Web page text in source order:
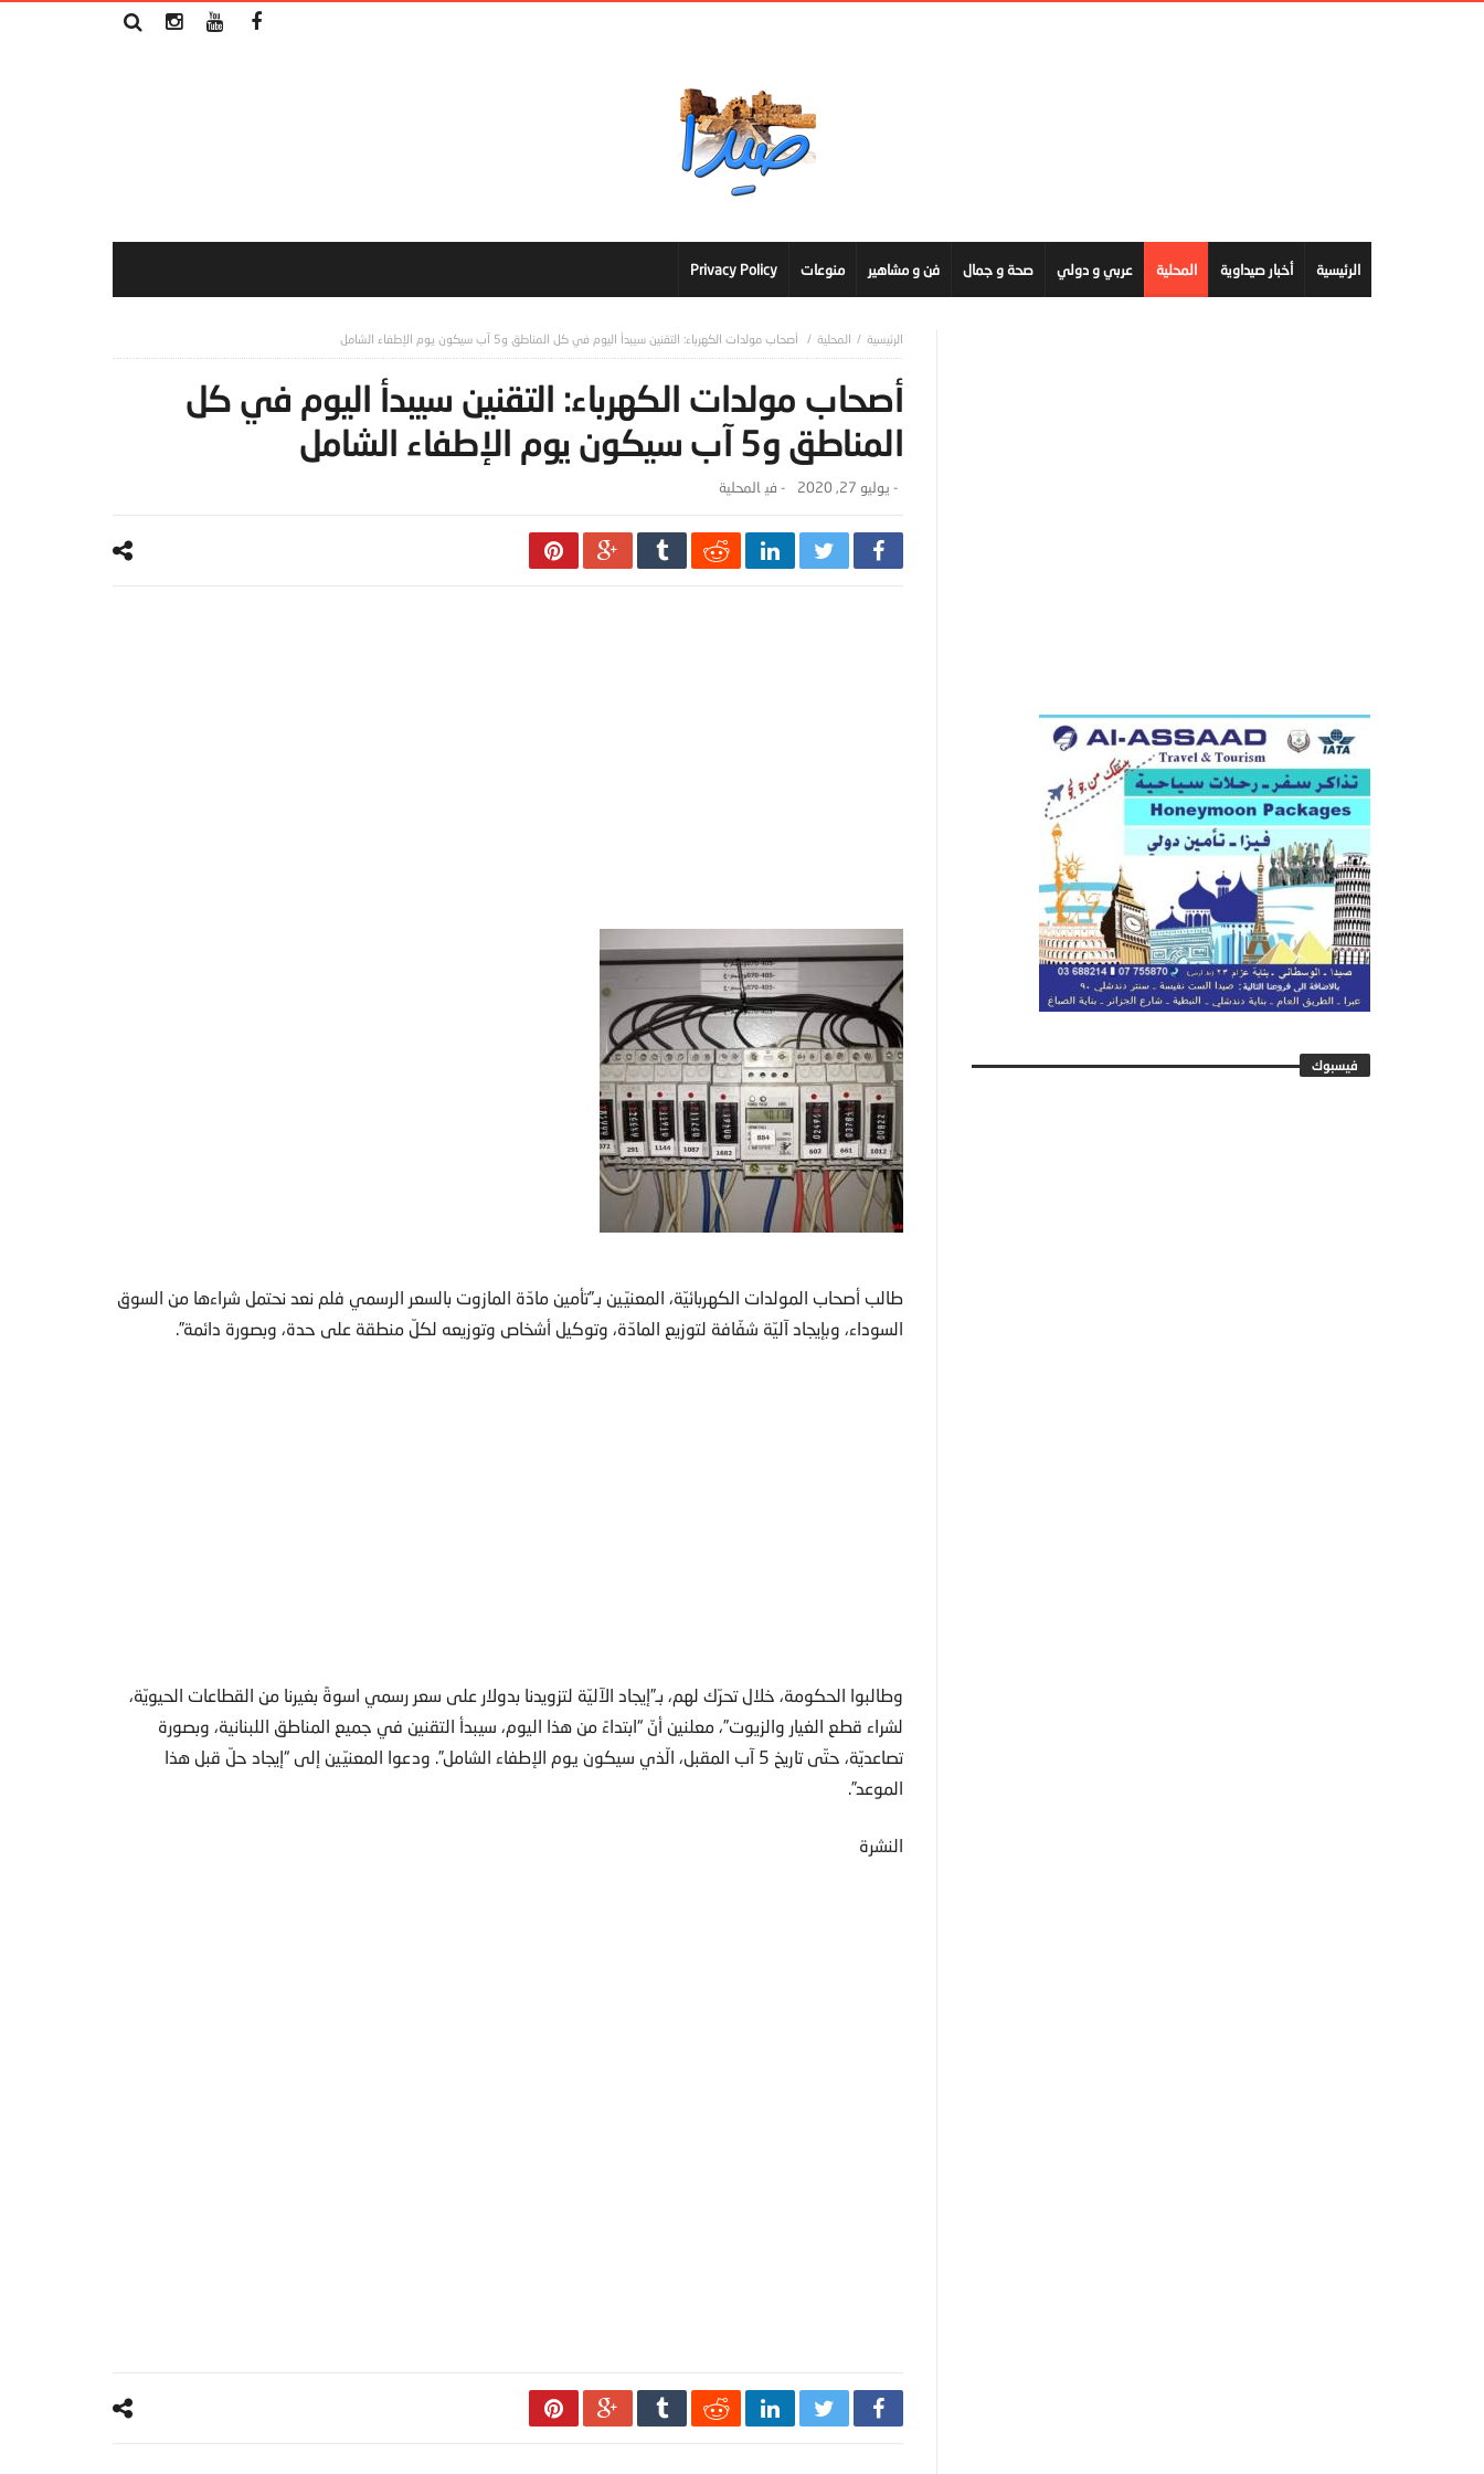
الرئيسية أخبار صيداوية المحلية عربي و دولي صحة و جمال فن و مشاهير منوعات Privacy Policy
المحلية أصحاب مولدات الكهرباء: التقنين سيبدأ اليوم في كل المناطق و5 آب سيكون يوم الإطفاء الشامل
أصحاب مولدات الكهرباء: التقنين سيبدأ اليوم في كل
المناطق و5 آب سيكون يوم الإطفاء الشامل
- يوليو 27, 2020 - ‎في المحلية
طالب أصحاب المولدات الكهربائيّة، المعنيّين بـ”تأمين مادّة المازوت بالسعر الرسمي فلم نعد نحتمل شراءها من السوق
السوداء، وبإيجاد آليّة شفّافة لتوزيع المادّة، وتوكيل أشخاص وتوزيعه لكلّ منطقة على حدة، وبصورة دائمة”.
وطالبوا الحكومة، خلال تحرّك لهم، بـ”إيجاد الآليّة لتزويدنا بدولار على سعر رسمي اسوةً بغيرنا من القطاعات الحيويّة،
لشراء قطع الغيار والزيوت”، معلنين أنّ “ابتداءً من هذا اليوم، سيبدأ التقنين في جميع المناطق اللبنانية، وبصورة
تصاعديّة، حتّى تاريخ 5 آب المقبل، الّذي سيكون يوم الإطفاء الشامل”. ودعوا المعنيّين إلى “إيجاد حلّ قبل هذا
الموعد”.
النشرة
فيسبوك